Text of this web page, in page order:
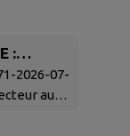
:
USAGES
2026-07-
au